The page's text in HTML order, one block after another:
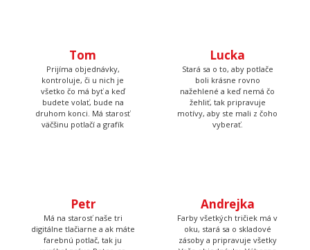
všetko čo má byť a keď
budete volať, bude na
druhom konci. Má starosť
väčšinu potlačí a grafík
nažehlené a keď nemá čo
žehliť, tak pripravuje
motívy, aby ste mali z čoho
vyberať.
farebnú potlač, tak ju
vyrábal práve Peter, so
starostlivosťou jeho vlastnej
a za zvuku tvrdej rockovej
hudby.
zásoby a pripravuje všetky
Vaše objednávky. Výborne
pečie a to nielen hrnčeky s
potlačou.